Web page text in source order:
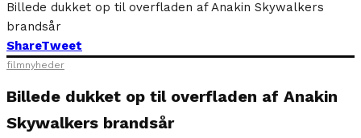
Billede dukket op til overfladen af Anakin Skywalkers
brandsår
ShareTweet
filmnyheder
Billede dukket op til overfladen af Anakin
Skywalkers brandsår